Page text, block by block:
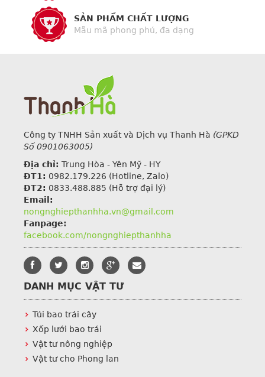
SẢN PHẨM CHẤT LƯỢNG
Mẫu mã phong phú, đa dạng
Công ty TNHH Sản xuất và Dịch vụ Thanh Hà (GPKD
Số 0901063005)
Địa chỉ: Trung Hòa - Yên Mỹ - HY
ĐT1: 0982.179.226 (Hotline, Zalo)
ĐT2: 0833.488.885 (Hỗ trợ đại lý)
Email:
nongnghiepthanhha.vn@gmail.com
Fanpage:
facebook.com/nongnghiepthanhha
DANH MỤC VẬT TƯ
Túi bao trái cây
Xốp lưới bao trái
Vật tư nông nghiệp
Vật tư cho Phong lan